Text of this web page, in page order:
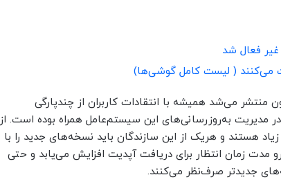
منتشر می‌شد همیشه با انتقادات کاربران از چندپارگی
مدیریت به‌روزرسانی‌های این سیستم‌عامل همراه بوده است. از
هستند و هریک از این سازندگان باید نسخه‌های جدید را با
مدت زمان انتظار برای دریافت آپدیت افزایش می‌یابد و حتی
جدیدتر صرف‌نظر می‌کنند.